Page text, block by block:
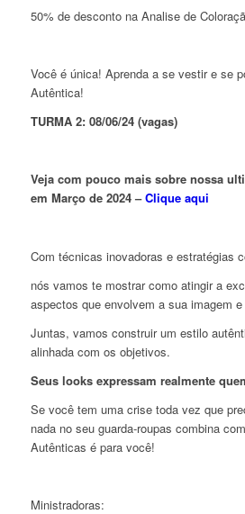
50% de desconto na Analise de
Você é única! Aprenda a se vestir e se
Autêntica!
TURMA 2: 08/06/24 (vagas)
Veja com pouco mais sobre nossa
em Março de 2024 –Clique aqui
Com técnicas inovadoras e estratégias
nós vamos te mostrar como atingir a
aspectos que envolvem a sua imagem
Juntas, vamos construir um estilo
alinhada com os objetivos.
Seus looks expressam realmente
Se você tem uma crise toda vez que
nada no seu guarda-roupas combina
Autênticas é para você!
Ministradoras: